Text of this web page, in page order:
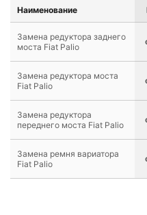
Наименование
Замена редуктора заднего
моста Fiat Palio
Замена редуктора моста
Fiat Palio
Замена редуктора
переднего моста Fiat Palio
Замена ремня вариатора
Fiat Palio